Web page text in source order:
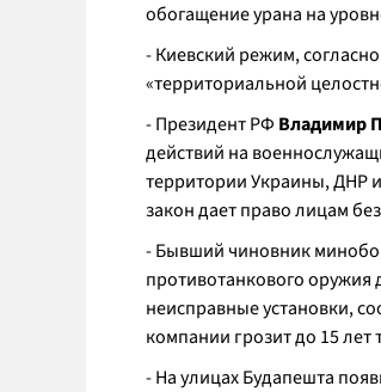
обогащение урана на
- Киевский режим,
«территориальной
- Президент РФ Владимир
действий на
территории Украины, ДНР
закон дает право лицам
- Бывший чиновник
противотанкового оружия
неисправные установки,
компании грозит до 15
- На улицах Будапешта